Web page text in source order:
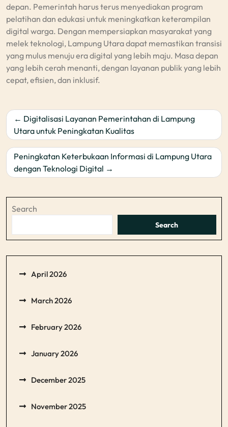
depan. Pemerintah harus terus menyediakan program
pelatihan dan edukasi untuk meningkatkan keterampilan
digital warga. Dengan mempersiapkan masyarakat yang
melek teknologi, Lampung Utara dapat memastikan transisi
yang mulus menuju era digital yang lebih maju. Masa depan
yang lebih cerah menanti, dengan layanan publik yang lebih
cepat, efisien, dan inklusif.
Post
navigation
Digitalisasi Layanan Pemerintahan di Lampung
Utara untuk Peningkatan Kualitas
Peningkatan Keterbukaan Informasi di Lampung Utara
dengan Teknologi Digital
Search
Search
April 2026
March 2026
February 2026
January 2026
December 2025
November 2025